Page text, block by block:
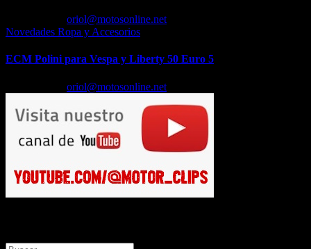
oriol@motosonline.net
Novedades Ropa y Accesorios
ECM Polini para Vespa y Liberty 50 Euro 5
oriol@motosonline.net